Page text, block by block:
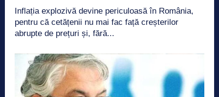
Inflația explozivă devine periculoasă în România,
pentru că cetățenii nu mai fac față creșterilor
abrupte de prețuri și, fără...